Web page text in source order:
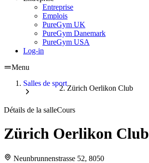
Entreprise
Emplois
PureGym UK
PureGym Danemark
PureGym USA
Log-in
Menu
Salles de sport
Zürich Oerlikon Club
Détails de la salleCours
Zürich Oerlikon Club
Neunbrunnenstrasse 52, 8050